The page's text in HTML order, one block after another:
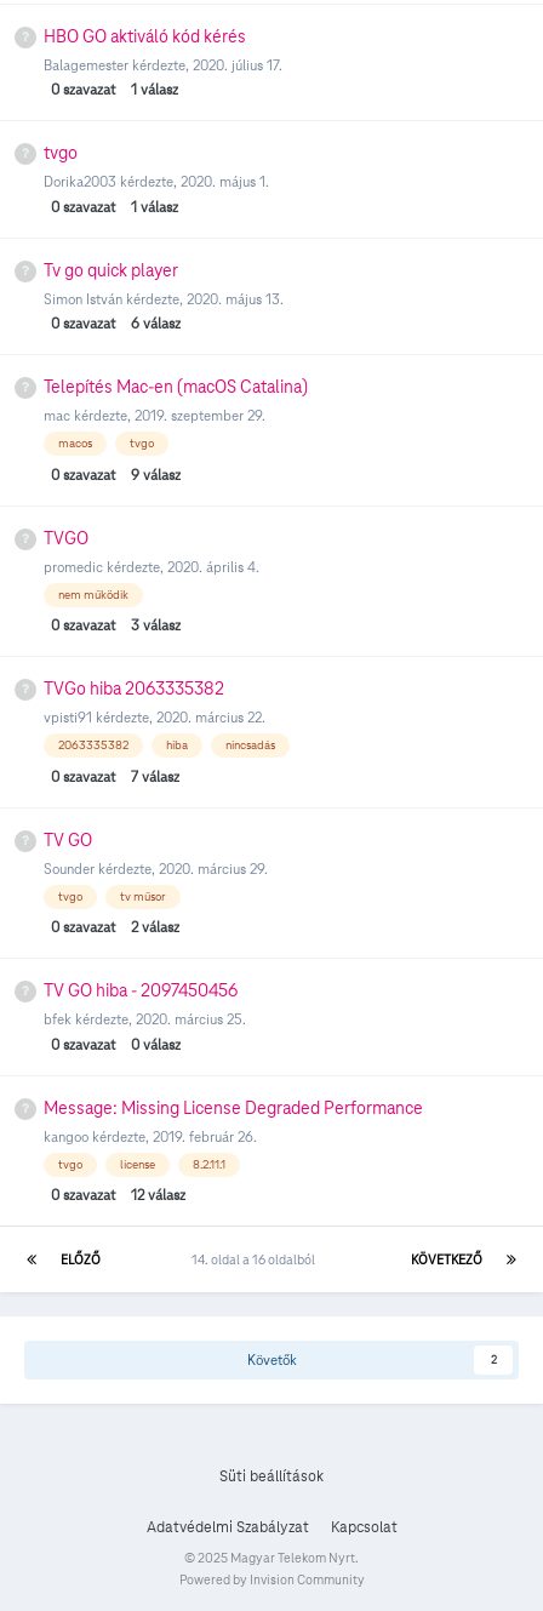
HBO GO aktiváló kód kérés
Balagemester kérdezte, 2020. július 17.
0 szavazat 1 válasz
tvgo
Dorika2003 kérdezte, 2020. május 1.
0 szavazat 1 válasz
Tv go quick player
Simon István kérdezte, 2020. május 13.
0 szavazat 6 válasz
Telepítés Mac-en (macOS Catalina)
mac kérdezte, 2019. szeptember 29.
macos tvgo
0 szavazat 9 válasz
TVGO
promedic kérdezte, 2020. április 4.
nem működik
0 szavazat 3 válasz
TVGo hiba 2063335382
vpisti91 kérdezte, 2020. március 22.
2063335382 hiba nincsadás
0 szavazat 7 válasz
TV GO
Sounder kérdezte, 2020. március 29.
tvgo tv műsor
0 szavazat 2 válasz
TV GO hiba - 2097450456
bfek kérdezte, 2020. március 25.
0 szavazat 0 válasz
Message: Missing License Degraded Performance
kangoo kérdezte, 2019. február 26.
tvgo license 8.2.11.1
0 szavazat 12 válasz
ELŐZŐ KÖVETKEZŐ
14. oldal a 16 oldalból
Követők 2
Süti beállítások
Adatvédelmi Szabályzat Kapcsolat
© 2025 Magyar Telekom Nyrt.
Powered by Invision Community